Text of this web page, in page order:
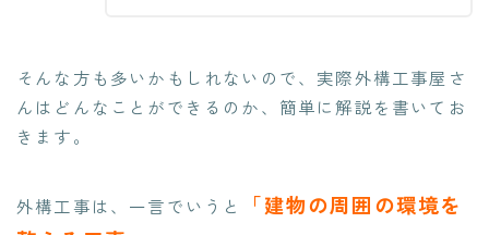
そんな方も多いかもしれないので、実際外構工事屋さ
んはどんなことができるのか、簡単に解説を書いてお
きます。
外構工事は、一言でいうと
「建物の周囲の環境を